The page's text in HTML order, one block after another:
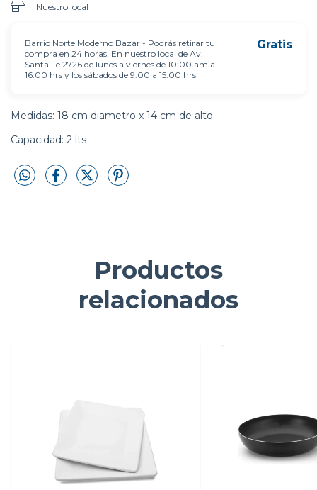
Nuestro local
Barrio Norte Moderno Bazar - Podrás retirar tu
compra en 24 horas. En nuestro local de Av.
Santa Fe 2726 de lunes a viernes de 10:00 am a
16:00 hrs y los sábados de 9:00 a 15:00 hrs
Gratis
Medidas: 18 cm diametro x 14 cm de alto
Capacidad: 2 lts
Productos
relacionados